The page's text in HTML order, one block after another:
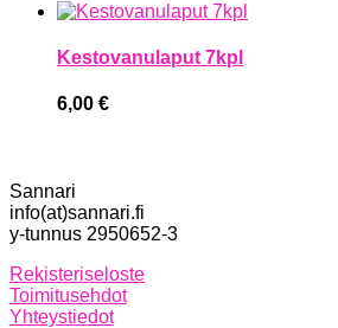
Kestovanulaput 7kpl
6,00 €
Sannari
info(at)sannari.fi
y-tunnus 2950652-3
Rekisteriseloste
Toimitusehdot
Yhteystiedot